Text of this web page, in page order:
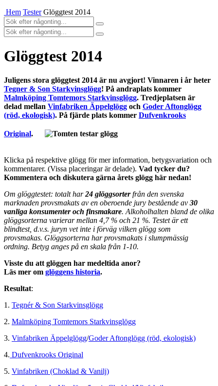
Hem Tester Glöggtest 2014
Glöggtest 2014
Juligens stora glöggtest 2014 är nu avgjort! Vinnaren i år heter
Tegner & Son Starkvinsglögg! På andraplats kommer
Malmköping Tomtemors Starkvinsglögg. Tredjeplatsen är
delad mellan Vinfabriken Äppelglögg och Goder Aftonglögg
(röd, ekologisk). På fjärde plats kommer Dufvenkrooks
Original.
Klicka på respektive glögg för mer information, betygsvariation och
kommentarer. (Vissa placeringar är delade). Vad tycker du?
Kommentera och diskutera gärna årets glögg här nedan!
Om glöggtestet: totalt har24 glöggsorterfrån den svenska
marknaden provsmakats av en oberoende jury bestående av 30
vanliga konsumenter och finsmakare. Alkoholhalten bland de olika
glöggsorterna varierar mellan 4,7 % och 21 %. Testet är ett
blindtest, d.v.s. juryn vet inte i förväg vilken glögg som
provsmakas. Glöggsorterna har provsmakats i slumpmässig
ordning. Betyg anges på en skala från 1-10.
Visste du att glöggen har medeltida anor?
Läs mer om glöggens historia.
Resultat:
1. Tegnér & Son Starkvinsglögg
2. Malmköping Tomtemors Starkvinsglögg
3. Vinfabriken Äppelglögg/Goder Aftonglögg (röd, ekologisk)
4. Dufvenkrooks Original
5. Vinfabriken (Choklad & Vanilj)